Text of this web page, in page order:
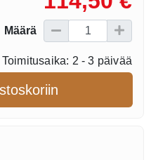
Määrä
Toimitusaika: 2 - 3 päivää